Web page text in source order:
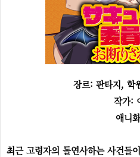
장르: 판타지, 학
작가:
애니
최근 고령자의 돌연사하는 사건들